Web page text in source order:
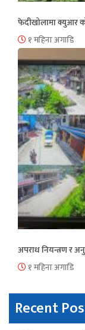
फेदीखोलामा क्युआर
१ महिना अगाडि
अपराध नियन्त्रण र
१ महिना अगाडि
Recent